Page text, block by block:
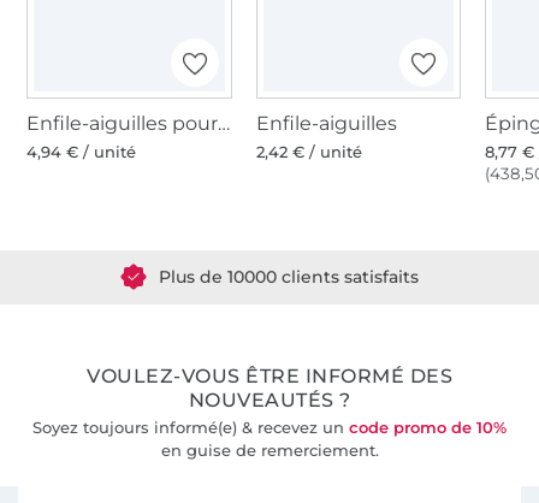
Enfile-aiguilles pour machines Overlock
4,94 € / unité
Enfile-aiguilles
2,42 € / unité
8,77
VOULEZ-VOUS ÊTRE INFORMÉ DES
NOUVEAUTÉS ?
Soyez toujours informé(e) & recevez un code promo de 10%
en guise de remerciement.